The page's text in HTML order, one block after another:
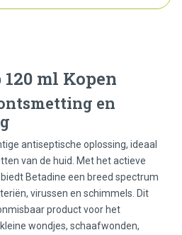
ml Kopen
en
antiseptische oplossing, ideaal
van de huid. Met het actieve
biedt Betadine een breed spectrum
virussen en schimmels. Dit
product voor het
wondjes, schaafwonden,